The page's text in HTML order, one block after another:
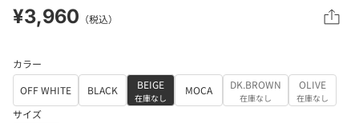
¥3,960 （税込）
カラー
OFF WHITE
BLACK BEIGE
在庫なし
MOCA DK.BROWN
在庫なし
OLIVE
在庫なし
サイズ